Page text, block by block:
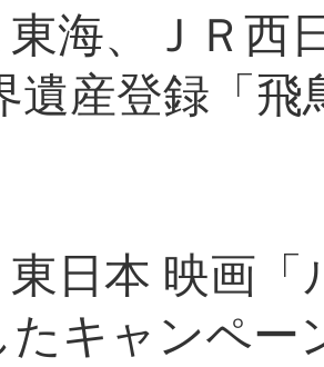
海、ＪＲ西
遺産登録「
日本 映画
たキャンペー